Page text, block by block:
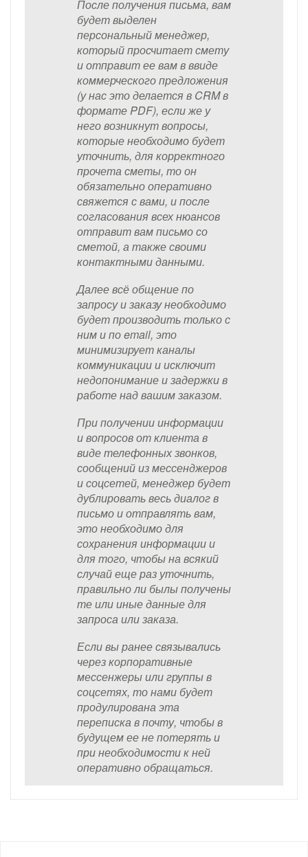
После получения письма, вам
будет выделен
персональный менеджер,
который просчитает смету
и отправит ее вам в ввиде
коммерческого предложения
(у нас это делается в CRM в
формате PDF), если же у
него возникнут вопросы,
которые необходимо будет
уточнить, для корректного
прочета сметы, то он
обязательно оперативно
свяжется с вами, и после
согласования всех нюансов
отправит вам письмо со
сметой, а также своими
контактными данными.
Далее всё общение по
запросу и заказу необходимо
будет производить только с
ним и по email, это
минимизирует каналы
коммуникации и исключит
недопонимание и задержки в
работе над вашим заказом.
При получении информации
и вопросов от клиента в
виде телефонных звонков,
сообщений из мессенджеров
и соцсетей, менеджер будет
дублировать весь диалог в
письмо и отправлять вам,
это необходимо для
сохранения информации и
для того, чтобы на всякий
случай еще раз уточнить,
правильно ли былы получены
те или иные данные для
запроса или заказа.
Если вы ранее связывались
через корпоративные
мессенжеры или группы в
соцсетях, то нами будет
продулирована эта
переписка в почту, чтобы в
будущем ее не потерять и
при необходимости к ней
оперативно обращаться.